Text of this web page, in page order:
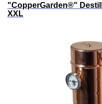
"CopperGarden®"
XXL